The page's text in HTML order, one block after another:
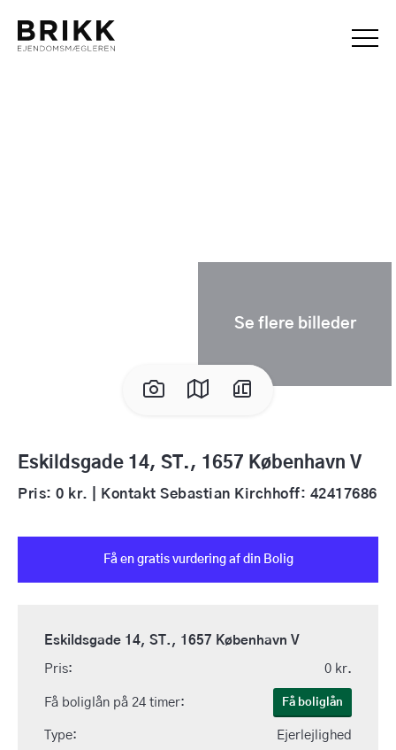
Se flere billeder
Eskildsgade 14, ST., 1657 København V
Pris: 0 kr. | Kontakt Sebastian Kirchhoff: 42417686
Eskildsgade 14, ST., 1657 København V
Pris: 0 kr.
Få boliglån på 24 timer: Få boliglån
Type: Ejerlejlighed
Få en gratis vurdering af din Bolig